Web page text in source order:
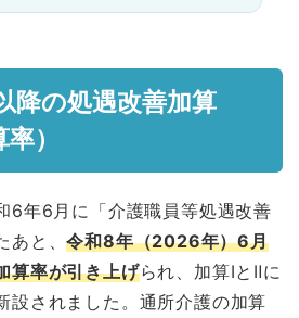
降の処遇改善加算
）
6年6月に「介護職員等処遇改善
あと、令和8年（2026年）6月
算率が引き上げられ、加算ⅠとⅡに
設されました。通所介護の加算